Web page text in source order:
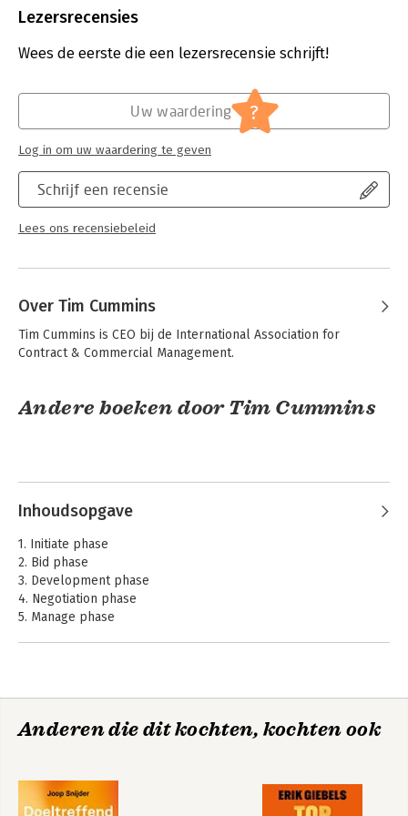
Bestandsformaat:
Verschijningsdatum:
29-11-2011
Algemeen management
Business Process Management
Lezersrecensies
Wees de eerste die een lezersrecensie schrijft!
Schrijf een recensie
Lees ons recensiebeleid
Uw waardering ?
Log in om uw waardering te geven
Over Tim Cummins
Tim Cummins is CEO bij de International Association for
Contract & Commercial Management.
Andere boeken door Tim Cummins
Contracting in the
Contract and
Inhoudsopgave
1. Initiate phase
2. Bid phase
3. Development phase
4. Negotiation phase
5. Manage phase
Anderen die dit kochten, kochten ook